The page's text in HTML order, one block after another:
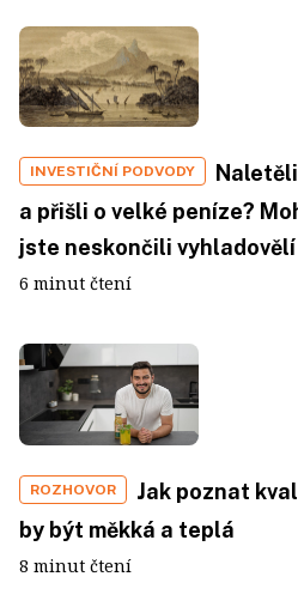
INVESTIČNÍ PODVODY
a přišli o velké peníze?
jste neskončili
6 minut čtení
ROZHOVOR
Jak poznat
by být měkká a teplá
8 minut čtení